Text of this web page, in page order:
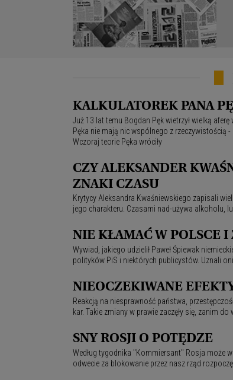
KALKULATOREK PANA
Już 13 lat temu Bogdan Pęk wietrzył wielką
Pęka nie mają nic wspólnego z rzeczywistością
Wczoraj teorie Pęka wróciły
CZY ALEKSANDER
ZNAKI CZASU
Krytycy Aleksandra Kwaśniewskiego zapisali
jego charakteru. Czasami nad-używa alkoholu,
NIE KŁAMAĆ W POLSCE I
Wywiad, jakiego udzielił Paweł Śpiewak
polityków PiS i niektórych publicystów. Uznali
NIEOCZEKIWANE
Reakcją na niesprawność państwa,
kar. Takie zmiany w prawie zaczęły się, zanim
SNY ROSJI O POTĘDZE
Według tygodnika "Kommiersant" Rosja może
odwecie za blokowanie przez nasz rząd